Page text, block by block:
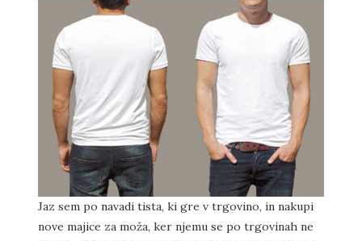
Jaz sem po navadi tista, ki gre v trgovino, in nakupi
nove majice za moža, ker njemu se po trgovinah ne